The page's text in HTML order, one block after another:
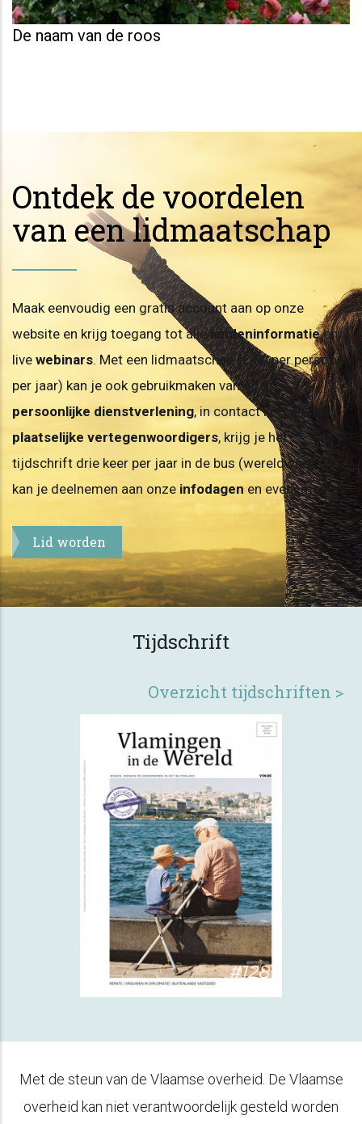
De naam van de roos
Ontdek de voordelen
van een lidmaatschap
Maak eenvoudig een gratis account aan op onze
website en krijg toegang tot alle landeninformatieen
live webinars. Met een lidmaatschap (€ 60 per persoon
per jaar) kan je ook gebruikmaken van onze
persoonlijke dienstverlening, in contact komen met
plaatselijke vertegenwoordigers, krijg je het
tijdschrift drie keer per jaar in de bus (wereldwijd) en
kan je deelnemen aan onze infodagen en evenementen.
Lid worden
Tijdschrift
Overzicht tijdschriften >
Met de steun van de Vlaamse overheid. De Vlaamse
overheid kan niet verantwoordelijk gesteld worden